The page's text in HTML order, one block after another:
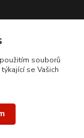
souborů
se Vašich